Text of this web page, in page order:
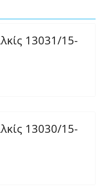
13031/15-
13030/15-